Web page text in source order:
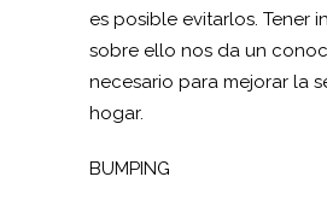
es posible evitarlos. Tener
sobre ello nos da un
necesario para mejorar la
hogar.
BUMPING